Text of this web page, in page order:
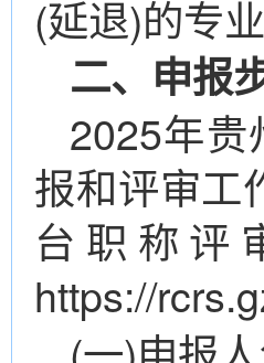
(延退)的专
二、申报
2025年
报和评审工
台职称评
https://